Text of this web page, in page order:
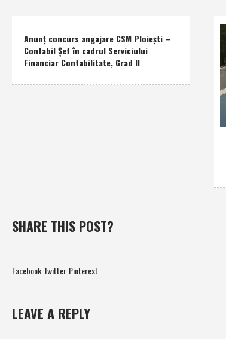
Anunţ concurs angajare CSM Ploieşti –
Contabil Şef în cadrul Serviciului
Financiar Contabilitate, Grad II
SHARE THIS POST?
Facebook Twitter Pinterest
LEAVE A REPLY